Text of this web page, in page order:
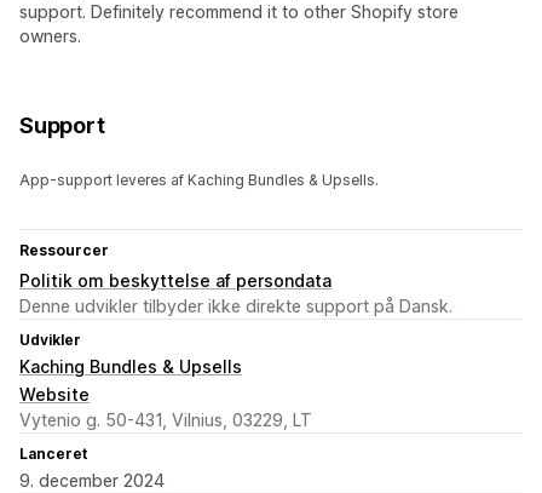
support. Definitely recommend it to other Shopify store
owners.
Support
App-support leveres af Kaching Bundles & Upsells.
Ressourcer
Politik om beskyttelse af persondata
Denne udvikler tilbyder ikke direkte support på Dansk.
Udvikler
Kaching Bundles & Upsells
Website
Vytenio g. 50-431, Vilnius, 03229, LT
Lanceret
9. december 2024